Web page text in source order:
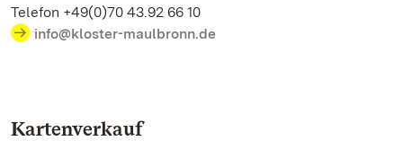
Telefon +49(0)70 43.92 66 10
info@kloster-maulbronn.de
Kartenverkauf